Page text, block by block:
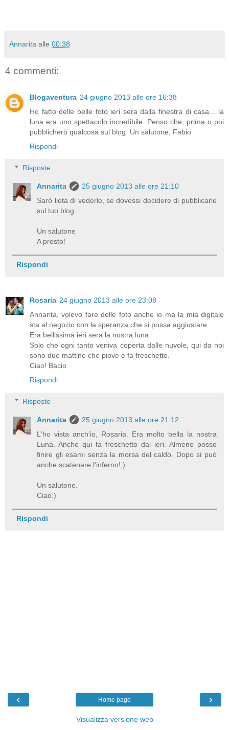
Annarita alle 00:38
4 commenti:
Blogaventura 24 giugno 2013 alle ore 16:38
Ho fatto delle belle foto ieri sera dalla finestra di casa... la
luna era uno spettacolo incredibile. Penso che, prima o poi
pubblicherò qualcosa sul blog. Un salutone, Fabio
Rispondi
Risposte
Annarita
25 giugno 2013 alle ore 21:10
Sarò lieta di vederle, se dovessi decidere di pubblicarle
sul tuo blog.
Un salutone
A presto!
Rispondi
Rosaria 24 giugno 2013 alle ore 23:08
Annarita, volevo fare delle foto anche io ma la mia digitale
sta al negozio con la speranza che si possa aggiustare.
Era bellissima ieri sera la nostra luna.
Solo che ogni tanto veniva coperta dalle nuvole, qui da noi
sono due mattine che piove e fa freschetto.
Ciao! Bacio
Rispondi
Risposte
Annarita
25 giugno 2013 alle ore 21:12
L'ho vista anch'io, Rosaria. Era molto bella la nostra
Luna. Anche qui fa freschetto dai ieri. Almeno posso
finire gli esami senza la morsa del caldo. Dopo si può
anche scatenare l'inferno!;)
Un salutone.
Ciao:)
Rispondi
‹ ›
Home page
Visualizza versione web